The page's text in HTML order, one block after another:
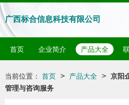
广西标合信息科技有限公司
首页 企业简介 产品大全
当前位置： 首页 > 产品大全 > 京阳
管理与咨询服务